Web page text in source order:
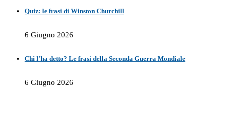
Quiz: le frasi di Winston Churchill
6 Giugno 2026
Chi l’ha detto? Le frasi della Seconda Guerra Mondiale
6 Giugno 2026